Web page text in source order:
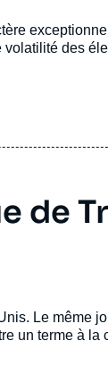
des
de
Le même
un terme à